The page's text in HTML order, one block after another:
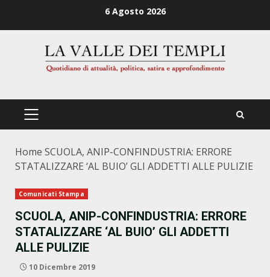
6 Agosto 2026
PRIMÄRES
Home SCUOLA, ANIP-CONFINDUSTRIA: ERRORE
STATALIZZARE ‘AL BUIO’ GLI ADDETTI ALLE PULIZIE
Comunicati Stampa
SCUOLA, ANIP-CONFINDUSTRIA: ERRORE
STATALIZZARE ‘AL BUIO’ GLI ADDETTI
ALLE PULIZIE
10 Dicembre 2019